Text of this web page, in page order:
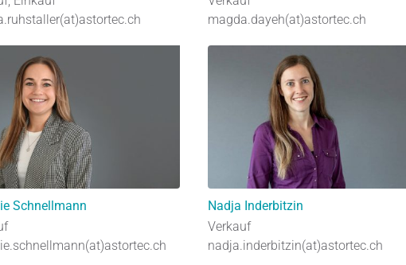
magda.dayeh(at)astortec.ch
Schnellmann
Nadja Inderbitzin
Verkauf
nadja.inderbitzin(at)astortec.ch